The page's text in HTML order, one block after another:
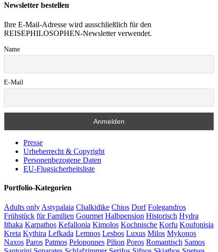
Newsletter bestellen
Ihre E-Mail-Adresse wird ausschließlich für den
REISEPHILOSOPHEN-Newsletter verwendet.
Name
E-Mail
Presse
Urheberrecht & Copyright
Personenbezogene Daten
EU-Flugsicherheitsliste
Portfolio-Kategorien
Adults only Astypalaia Chalkidike Chios Dorf Folegandros
Frühstück für Familien Gourmet Halbpension Historisch Hydra
Ithaka Karpathos Kefallonia Kimolos Kochnische Korfu Koufonisia
Kreta Kythira Lefkada Lemnos Lesbos Luxus Milos Mykonos
Naxos Paros Patmos Peloponnes Pilion Poros Romantisch Samos